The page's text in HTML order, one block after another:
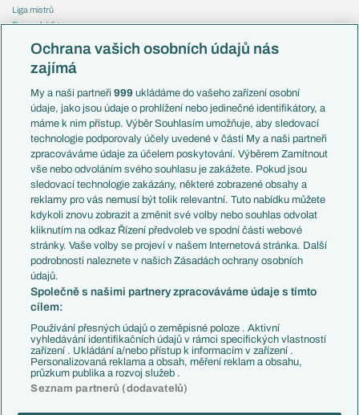
Liga mistrů
Evropská liga
Mistrovství světa
Liga národů
Témata
Představení týmů MS
EuroSkauting
PL v kostce
Evropské koeficienty
Přestupy
Přestupové spekulace
Zranění
Kluby
Arsenal FC
Chelsea FC
Manchester United
AC Milán
Juventus FC
Bayern Mnichov
FC Barcelona
Real Madrid
Česko
Francie
Itálie
Německo
Španělsko
Argentina
Brazílie
Přestupy
Zápasy
Livescore
Tipovací soutěž
Ochrana vašich osobních údajů nás
zajímá
My a naši partneři999 ukládáme do vašeho zařízení osobní
údaje, jako jsou údaje o prohlížení nebo jedinečné identifikátory, a
máme k nim přístup. Výběr Souhlasím umožňuje, aby sledovací
technologie podporovaly účely uvedené v části My a naši partneři
zpracováváme údaje za účelem poskytování. Výběrem Zamítnout
vše nebo odvoláním svého souhlasu je zakážete. Pokud jsou
sledovací technologie zakázány, některé zobrazené obsahy a
reklamy pro vás nemusí být tolik relevantní. Tuto nabídku můžete
kdykoli znovu zobrazit a změnit své volby nebo souhlas odvolat
kliknutím na odkaz Řízení předvoleb ve spodní části webové
stránky. Vaše volby se projeví v našem Internetová stránka. Další
podrobnosti naleznete v našich Zásadách ochrany osobních
údajů.
Společně s našimi partnery zpracováváme údaje s tímto
cílem:
Používání přesných údajů o zeměpisné poloze . Aktivní
vyhledávání identifikačních údajů v rámci specifických vlastností
zařízení . Ukládání a/nebo přístup k informacím v zařízení .
Personalizovaná reklama a obsah, měření reklam a obsahu,
průzkum publika a rozvoj služeb .
Seznam partnerů (dodavatelů)